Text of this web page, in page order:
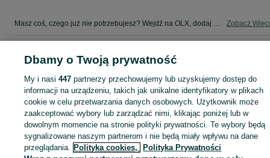
Masz coś, czego już nie potrzebujesz? Wejdź na OLX, dodaj ofertę w kategorii Oddam za darmo i oddaj swój przedmiot za darmo! - Tyszowce i okolice! Zobacz
Mapa miejscowości
Mapa ministron
Popularne wyszukiwania
Dbamy o Twoją prywatność
My i nasi447 partnerzy przechowujemy lub uzyskujemy dostęp do
informacji na urządzeniu, takich jak unikalne identyfikatory w plikach
cookie w celu przetwarzania danych osobowych. Użytkownik może
zaakceptować wybory lub zarządzać nimi, klikając poniżej lub w
dowolnym momencie na stronie polityki prywatności. Te wybory będą
sygnalizowane naszym partnerom i nie będą miały wpływu na dane
przeglądania. Polityka cookies, Polityka Prywatności